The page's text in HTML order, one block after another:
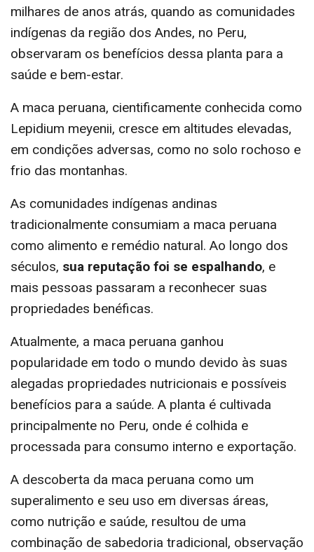
milhares de anos atrás, quando as comunidades
indígenas da região dos Andes, no Peru,
observaram os benefícios dessa planta para a
saúde e bem-estar.
A maca peruana, cientificamente conhecida como
Lepidium meyenii, cresce em altitudes elevadas,
em condições adversas, como no solo rochoso e
frio das montanhas.
As comunidades indígenas andinas
tradicionalmente consumiam a maca peruana
como alimento e remédio natural. Ao longo dos
séculos, sua reputação foi se espalhando, e
mais pessoas passaram a reconhecer suas
propriedades benéficas.
Atualmente, a maca peruana ganhou
popularidade em todo o mundo devido às suas
alegadas propriedades nutricionais e possíveis
benefícios para a saúde. A planta é cultivada
principalmente no Peru, onde é colhida e
processada para consumo interno e exportação.
A descoberta da maca peruana como um
superalimento e seu uso em diversas áreas,
como nutrição e saúde, resultou de uma
combinação de sabedoria tradicional, observação